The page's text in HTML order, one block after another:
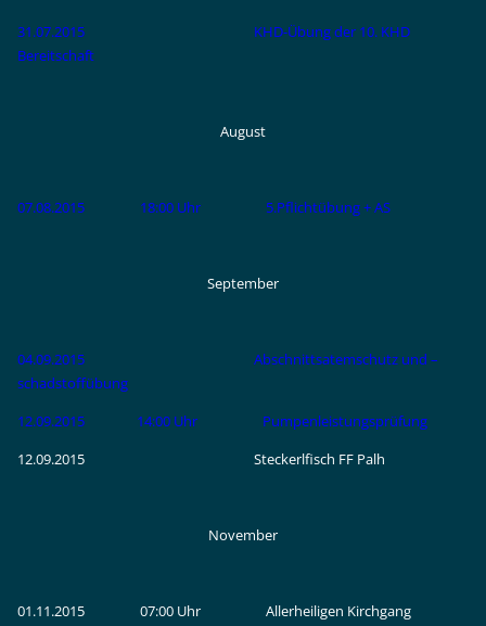
31.07.2015 KHD-Übung der 10. KHD
Bereitschaft
August
07.08.2015 18:00 Uhr 5.Pflichtübung + AS
September
04.09.2015 Abschnittsatemschutz und –
schadstoffübung
12.09.2015 14:00 Uhr Pumpenleistungsprüfung
12.09.2015 Steckerlfisch FF Palh
November
01.11.2015 07:00 Uhr Allerheiligen Kirchgang